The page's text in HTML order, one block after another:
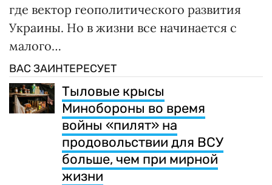
где вектор геополитического развития
Украины. Но в жизни все начинается с
малого…
ВАС ЗАИНТЕРЕСУЕТ
Тыловые крысы
Минобороны во время
войны «пилят» на
продовольствии для ВСУ
больше, чем при мирной
жизни